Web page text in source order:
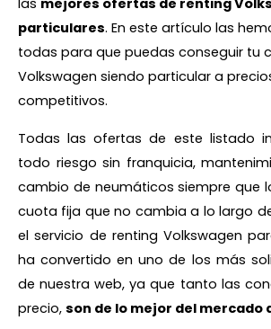
las mejores ofertas de renting
particulares. En este artículo las
todas para que puedas conseguir tu
Volkswagen siendo particular a
competitivos.
Todas las ofertas de este listado
todo riesgo sin franquicia,
cambio de neumáticos siempre que
cuota fija que no cambia a lo largo
el servicio de renting Volkswagen
ha convertido en uno de los más
de nuestra web, ya que tanto las
precio, son de lo mejor del mercado